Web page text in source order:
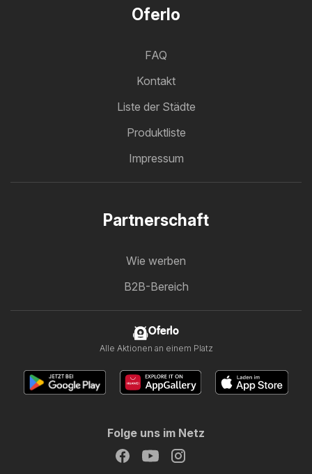
Oferlo
FAQ
Kontakt
Liste der Städte
Produktliste
Impressum
Partnerschaft
Wie werben
B2B-Bereich
Oferlo
Alle Aktionen an einem Platz
Folge uns im Netz